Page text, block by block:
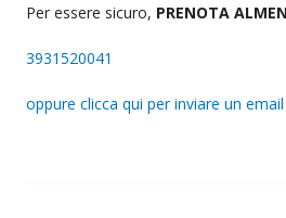
Per essere sicuro, PRENOTA
3931520041
oppure clicca qui per inviare un email